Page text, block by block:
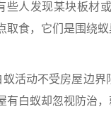
人发现某块板材
取食，它们是围绕
活动不受房屋边界
有白蚁却忽视防治